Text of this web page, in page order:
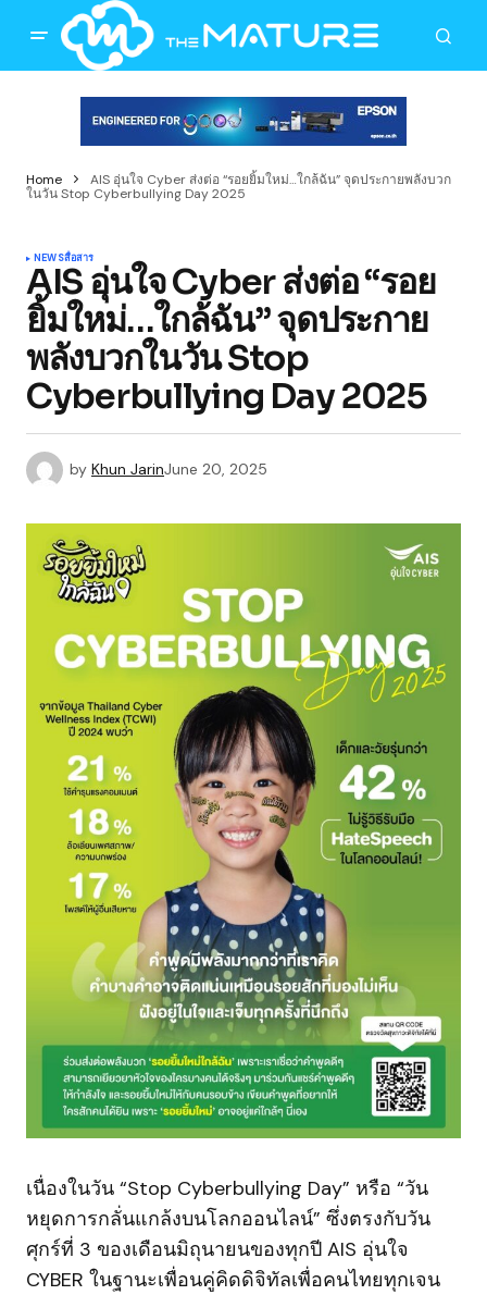
Home
AIS อุ่นใจ Cyber ส่งต่อ “รอยยิ้มใหม่…ใกล้ฉัน” จุดประกายพลังบวก
ในวัน Stop Cyberbullying Day 2025
NEWSสื่อสาร
AIS อุ่นใจ Cyber ส่งต่อ “รอย
ยิ้มใหม่…ใกล้ฉัน” จุดประกาย
พลังบวกในวัน Stop
Cyberbullying Day 2025
by Khun JarinJune 20, 2025
เนื่องในวัน “Stop Cyberbullying Day” หรือ “วัน
หยุดการกลั่นแกล้งบนโลกออนไลน์” ซึ่งตรงกับวัน
ศุกร์ที่ 3 ของเดือนมิถุนายนของทุกปี AIS อุ่นใจ
CYBER ในฐานะเพื่อนคู่คิดดิจิทัลเพื่อคนไทยทุกเจน